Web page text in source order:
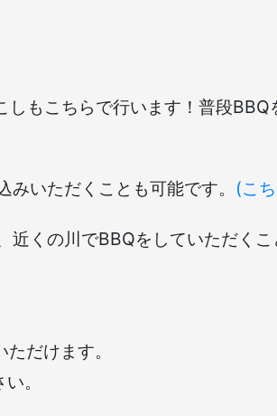
しもこちらで行います！普段BBQ
いただくことも可能です。 (こ
くの川でBBQをしていただくこ
だけます。
。